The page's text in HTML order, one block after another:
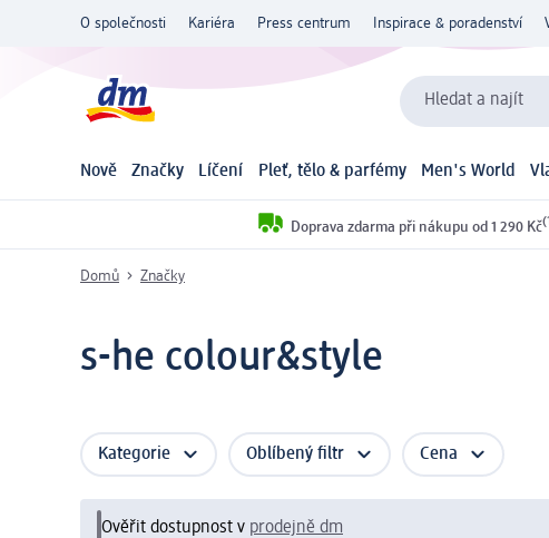
O společnosti Kariéra Press centrum Inspirace & poradenství
Hledat a najít
Nově Značky Líčení Pleť, tělo & parfémy Men's World
Doprava zdarma při nákupu od 1 290 Kč
Domů Značky
s-he colour&style
Kategorie Oblíbený filtr Cena
Ověřit dostupnost v prodejně dm